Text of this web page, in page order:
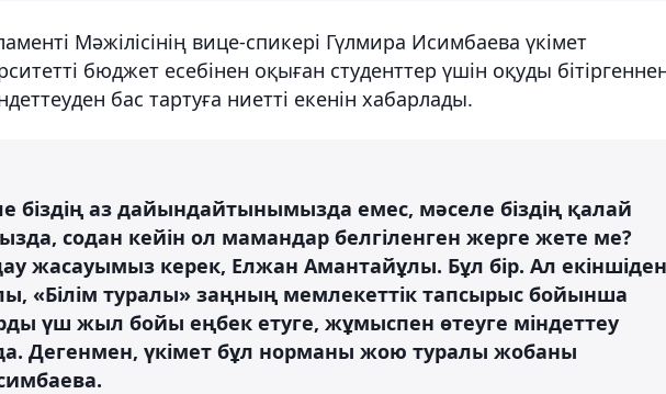
Мәжілісінің вице-спикері Гүлмира Исимбаева үкімет
бюджет есебінен оқыған студенттер үшін оқуды
бас тартуға ниетті екенін хабарлады.
біздің аз дайындайтынымызда емес, мәселе біздің қалай
содан кейін ол мамандар белгіленген жерге жете ме?
жасауымыз керек, Елжан Амантайұлы. Бұл бір. Ал
«Білім туралы» заңның мемлекеттік тапсырыс бойынша
үш жыл бойы еңбек етуге, жұмыспен өтеуге міндеттеу
Дегенмен, үкімет бұл норманы жою туралы жобаны